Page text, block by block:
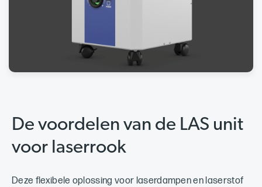
De voordelen van de LAS unit
voor laserrook
Deze flexibele oplossing voor laserdampen en laserstof